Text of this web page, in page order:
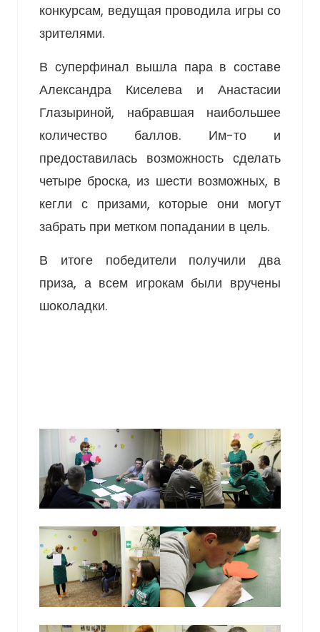
конкурсам, ведущая проводила игры со
зрителями.
В суперфинал вышла пара в составе
Александра Киселева и Анастасии
Глазыриной, набравшая наибольшее
количество баллов. Им-то и
предоставилась возможность сделать
четыре броска, из шести возможных, в
кегли с призами, которые они могут
забрать при метком попадании в цель.
В итоге победители получили два
приза, а всем игрокам были вручены
шоколадки.